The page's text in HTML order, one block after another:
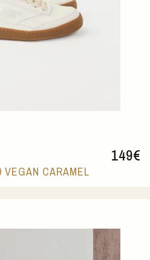
149€
VEGAN CARAMEL